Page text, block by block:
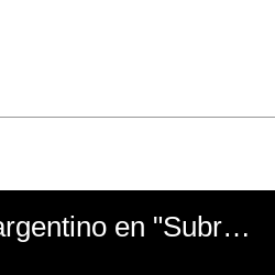
El mal momento de Yanina Gasañol con un hincha argentino en "Subrayado"